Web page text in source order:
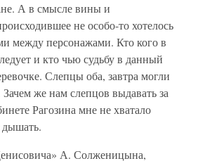
А в смысле вины и
не особо-то хотелось
между персонажами. Кто кого в
и кто чью судьбу в данный
Слепцы оба, завтра могли
же нам слепцов выдавать за
Рагозина мне не хватало
дышать.
А. Солженицына,